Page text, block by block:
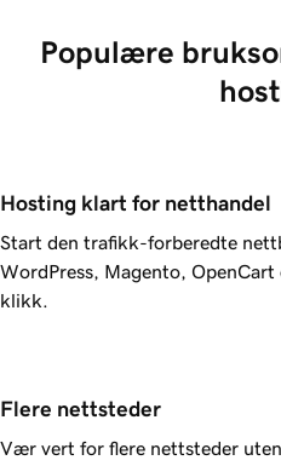
Populære
Hosting klart for netthandel
Start den trafikk-forberedte
WordPress, Magento,
klikk.
Flere nettsteder
Vær vert for flere nettsteder